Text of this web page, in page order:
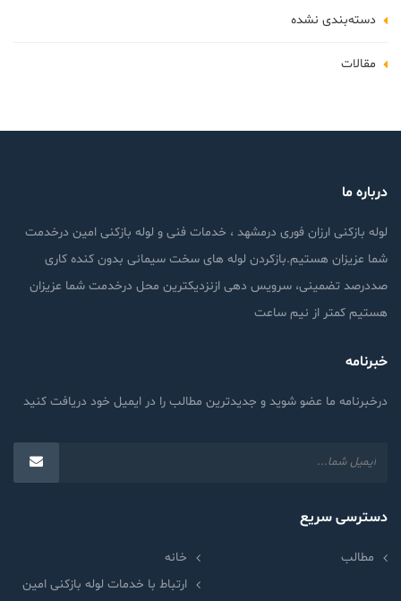
دسته‌بندی نشده
مقالات
درباره ما
لوله بازکنی ارزان فوری درمشهد ، خدمات فنی و لوله بازکنی امین درخدمت
شما عزیزان هستیم.بازکردن لوله های سخت سیمانی بدون کنده کاری
صددرصد تضمینی، سرویس دهی ازنزدیکترین محل درخدمت شما عزیزان
هستیم کمتر از نیم ساعت
خبرنامه
درخبرنامه ما عضو شوید و جدیدترین مطالب را در ایمیل خود دریافت کنید
دسترسی سریع
خانه
مطالب
ارتباط با خدمات لوله بازکنی امین